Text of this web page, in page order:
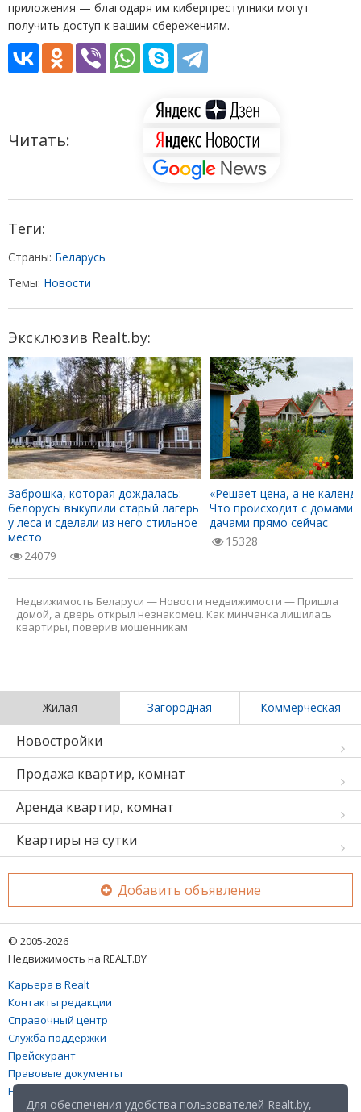
приложения — благодаря им киберпреступники могут
получить доступ к вашим сбережениям.
Читать:
Теги:
Страны: Беларусь
Темы: Новости
Эксклюзив Realt.by:
Заброшка, которая дождалась:
белорусы выкупили старый лагерь
у леса и сделали из него стильное
место
24079
«Решает цена, а не
Что происходит с домами
дачами прямо сейчас
15328
Недвижимость Беларуси — Новости недвижимости — Пришла
домой, а дверь открыл незнакомец. Как минчанка лишилась
квартиры, поверив мошенникам
Жилая Загородная Коммерческая
Новостройки
Продажа квартир, комнат
Аренда квартир, комнат
Квартиры на сутки
Добавить объявление
© 2005-2026
Недвижимость на REALT.BY
Карьера в Realt
Контакты редакции
Справочный центр
Служба поддержки
Прейскурант
Правовые документы
Настройка файлов cookies
Для обеспечения удобства пользователей Realt.by,